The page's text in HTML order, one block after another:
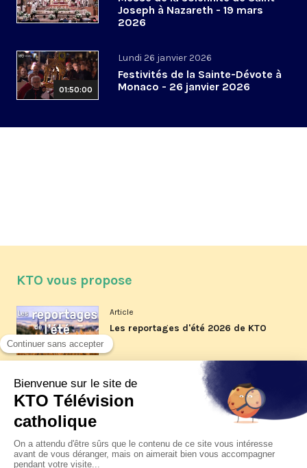
Joseph à Nazareth - 19 mars
2026
01:50:00
Lundi 26 janvier 2026
Festivités de la Sainte-Dévote à
Monaco - 26 janvier 2026
KTO vous propose
Article
Les reportages d'été 2026 de KTO
La visite pastorale du pape Léon
XIV à Assise à suivre sur KTO le
jeudi 6 août
Article
Le pape en Uruguay, Argentine et